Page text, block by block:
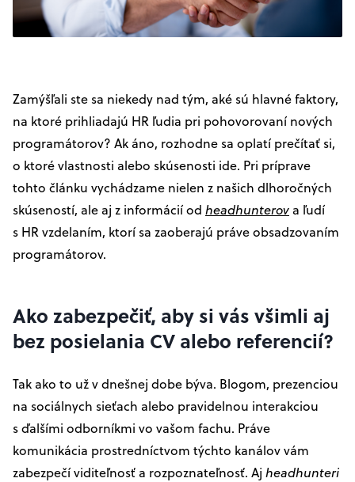
Zamýšľali ste sa niekedy nad tým, aké sú hlavné faktory,
na ktoré prihliadajú HR ľudia pri pohovorovaní nových
programátorov? Ak áno, rozhodne sa oplatí prečítať si,
o ktoré vlastnosti alebo skúsenosti ide. Pri príprave
tohto článku vychádzame nielen z našich dlhoročných
skúseností, ale aj z informácií od headhunterov a ľudí
s HR vzdelaním, ktorí sa zaoberajú práve obsadzovaním
programátorov.
Ako zabezpečiť, aby si vás všimli aj
bez posielania CV alebo referencií?
Tak ako to už v dnešnej dobe býva. Blogom, prezenciou
na sociálnych sieťach alebo pravidelnou interakciou
s ďalšími odborníkmi vo vašom fachu. Práve
komunikácia prostredníctvom týchto kanálov vám
zabezpečí viditeľnosť a rozpoznateľnosť. Aj headhunteri